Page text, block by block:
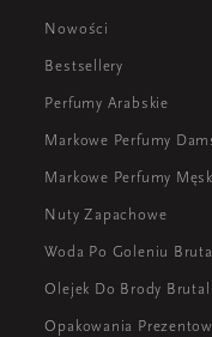
Nowości
Bestsellery
Perfumy Arabskie
Markowe Perfumy
Markowe Perfumy
Nuty Zapachowe
Woda Po Goleniu
Olejek Do Brody
Opakowania